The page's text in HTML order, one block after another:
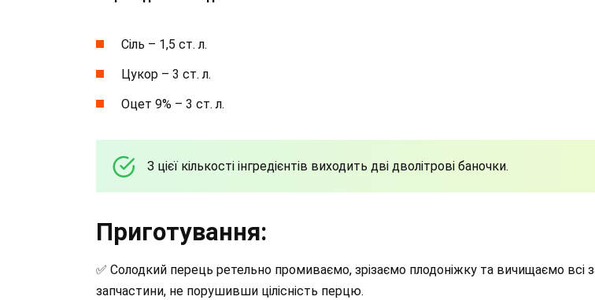
Сіль – 1,5 ст. л.
Цукор – 3 ст. л.
Оцет 9% – 3 ст. л.
З цієї кількості інгредієнтів виходить дві дволітрові баночки.
Приготування:
✅ Солодкий перець ретельно промиваємо, зрізаємо плодоніжку та вичищаємо всі
запчастини, не порушивши цілісність перцю.